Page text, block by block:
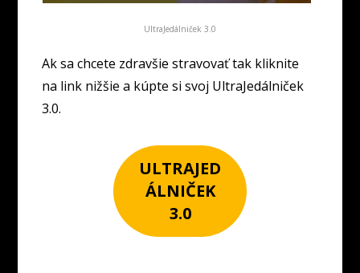
UltraJedálniček 3.0
Ak sa chcete zdravšie stravovať tak kliknite
na link nižšie a kúpte si svoj UltraJedálniček
3.0.
ULTRAJED
ÁLNIČEK
3.0